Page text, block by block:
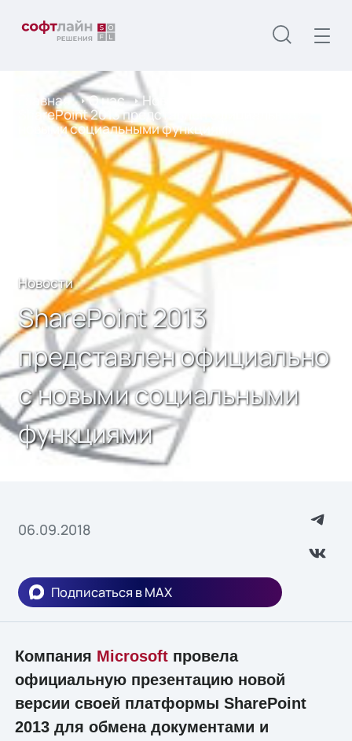
Главная О нас Новости
SharePoint 2013 представлен официально с
новыми социальными функциями
Новости
SharePoint 2013
представлен официально
с новыми социальными
функциями
06.09.2018
Подписаться в MAX
Компания Microsoftпровела
официальную презентацию новой
версии своей платформы SharePoint
2013 для обмена документами и